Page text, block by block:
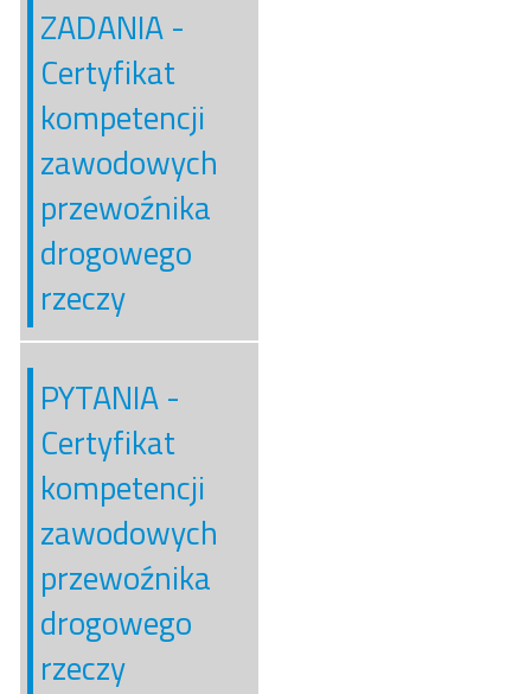
ZADANIA -
Certyfikat
kompetencji
zawodowych
przewoźnika
drogowego
rzeczy
PYTANIA -
Certyfikat
kompetencji
zawodowych
przewoźnika
drogowego
rzeczy